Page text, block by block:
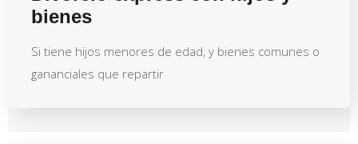
bienes
Si tiene hijos menores de edad, y bienes comunes o
gananciales que repartir